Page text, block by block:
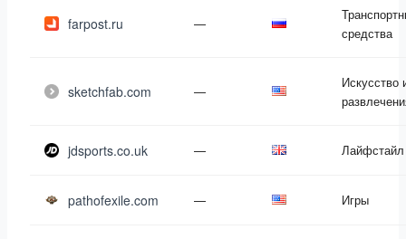
farpost.ru —
средства
sketchfab.com —
Искусство
jdsports.co.uk — Лайфстайл
pathofexile.com — Игры